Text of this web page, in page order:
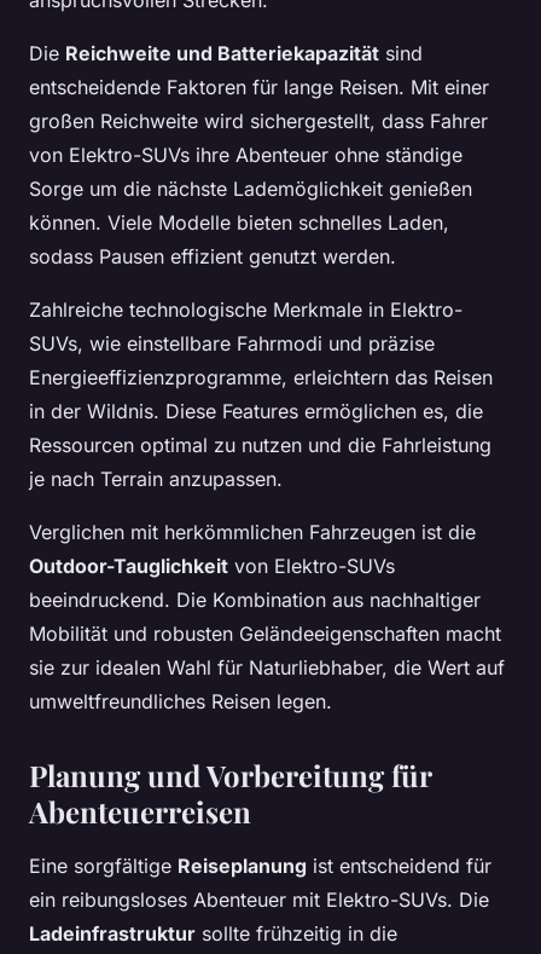
Die Reichweite und Batteriekapazität sind
entscheidende Faktoren für lange Reisen. Mit einer
großen Reichweite wird sichergestellt, dass Fahrer
von Elektro-SUVs ihre Abenteuer ohne ständige
Sorge um die nächste Lademöglichkeit genießen
können. Viele Modelle bieten schnelles Laden,
sodass Pausen effizient genutzt werden.
Zahlreiche technologische Merkmale in Elektro-
SUVs, wie einstellbare Fahrmodi und präzise
Energieeffizienzprogramme, erleichtern das Reisen
in der Wildnis. Diese Features ermöglichen es, die
Ressourcen optimal zu nutzen und die Fahrleistung
je nach Terrain anzupassen.
Verglichen mit herkömmlichen Fahrzeugen ist die
Outdoor-Tauglichkeit von Elektro-SUVs
beeindruckend. Die Kombination aus nachhaltiger
Mobilität und robusten Geländeeigenschaften macht
sie zur idealen Wahl für Naturliebhaber, die Wert auf
umweltfreundliches Reisen legen.
Planung und Vorbereitung für
Abenteuerreisen
Eine sorgfältige Reiseplanung ist entscheidend für
ein reibungsloses Abenteuer mit Elektro-SUVs. Die
Ladeinfrastruktur sollte frühzeitig in die